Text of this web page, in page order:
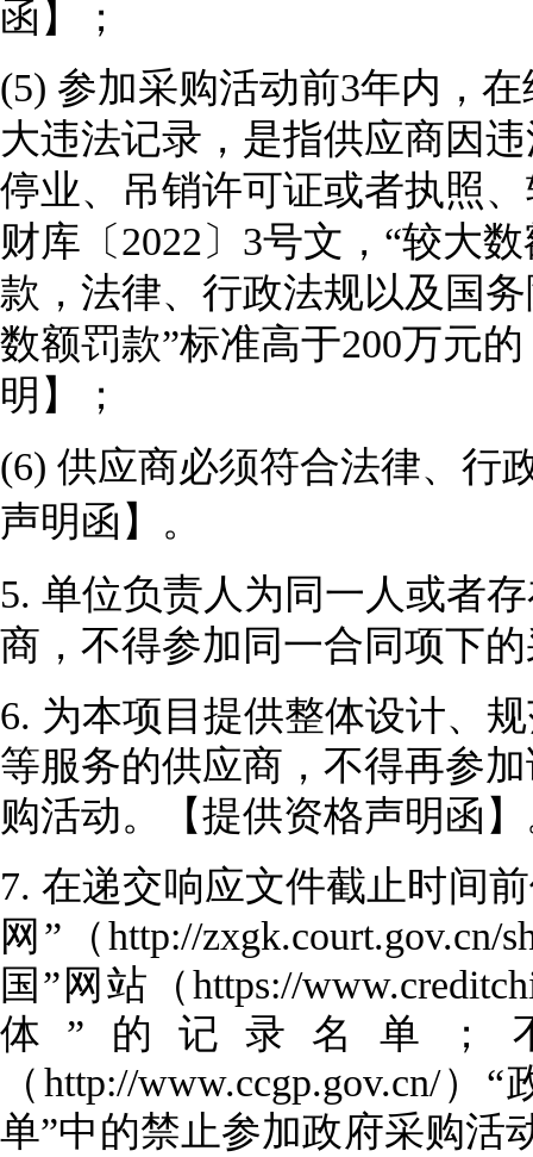
函 】；
(5) 参加采购活动前3年内，
大违法记录，是指供应商因
停业、吊销许可证或者执照
财库〔2022〕3号文，“较大
款，法律、行政法规以及国
数额罚款”标准高于200万元
明 】；
(6) 供应商必须符合法律、行
声明函 】 。
5. 单位负责人为同一人或者
商，不得参加同一合同项下
6. 为本项目提供整体设计、
等服务的供应商，不得再参
购活动。【提供资格声明函 】
7.在递交响应文件截止时间前
网”（http://
国”网站（https://
体”的记录名单；
（http://www.ccgp.gov.cn/
单”中的禁止参加政府采购活